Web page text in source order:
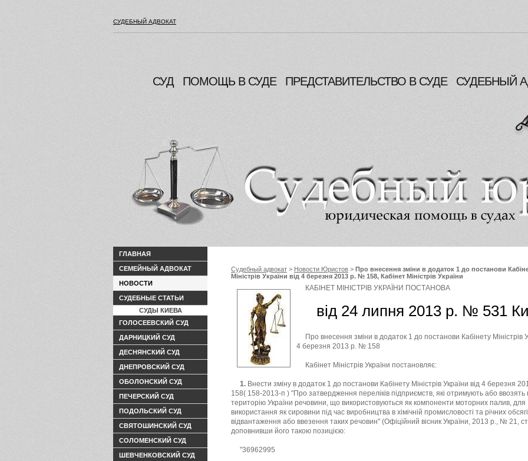
СУДЕБНЫЙ АДВОКАТ
СУД ПОМОЩЬ В СУДЕ ПРЕДСТАВИТЕЛЬСТВО В СУДЕ СУДЕБНЫЙ
ГЛАВНАЯ
СЕМЕЙНЫЙ АДВОКАТ
НОВОСТИ
СУДЕБНЫЕ СТАТЬИ
СУДЫ КИЕВА
ГОЛОСЕЕВСКИЙ СУД
ДАРНИЦКИЙ СУД
ДЕСНЯНСКИЙ СУД
ДНЕПРОВСКИЙ СУД
ОБОЛОНСКИЙ СУД
ПЕЧЕРСКИЙ СУД
ПОДОЛЬСКИЙ СУД
СВЯТОШИНСКИЙ СУД
СОЛОМЕНСКИЙ СУД
ШЕВЧЕНКОВСКИЙ СУД
Судебный адвокат > Новости Юристов > Про внесення зміни в додаток 1 до постанови
Міністрів України від 4 березня 2013 р. № 158, Кабінет Міністрів України
КАБІНЕТ МІНІСТРІВ УКРАЇНИ ПОСТАНОВА
від 24 липня 2013 р. № 531
Про внесення зміни в додаток 1 до постанови Кабінету Міністрів
4 березня 2013 р. № 158
Кабінет Міністрів України постановляє:
1. Внести зміну в додаток 1 до постанови Кабінету Міністрів України від 4 березня
158( 158-2013-п ) "Про затвердження переліків підприємств, які отримують або ввозять
територію України речовини, що використовуються як компоненти моторних палив, для
використання як сировини під час виробництва в хімічній промисловості та річних
відвантаження або ввезення таких речовин" (Офіційний вісник України, 2013 р., № 21,
доповнивши його такою позицією:
"36962995